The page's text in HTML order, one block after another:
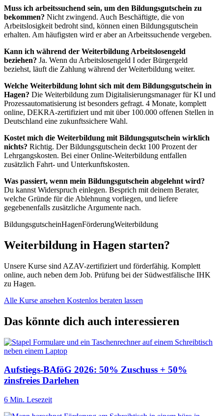
Muss ich arbeitssuchend sein, um den Bildungsgutschein zu
bekommen? Nicht zwingend. Auch Beschäftigte, die von
Arbeitslosigkeit bedroht sind, können einen Bildungsgutschein
erhalten. Am häufigsten wird er aber an Arbeitssuchende vergeben.
Kann ich während der Weiterbildung Arbeitslosengeld
beziehen? Ja. Wenn du Arbeitslosengeld I oder Bürgergeld
beziehst, läuft die Zahlung während der Weiterbildung weiter.
Welche Weiterbildung lohnt sich mit dem Bildungsgutschein in
Hagen? Die Weiterbildung zum Digitalisierungsmanager für KI und
Prozessautomatisierung ist besonders gefragt. 4 Monate, komplett
online, DEKRA-zertifiziert und mit über 100.000 offenen Stellen in
Deutschland eine zukunftssichere Wahl.
Kostet mich die Weiterbildung mit Bildungsgutschein wirklich
nichts? Richtig. Der Bildungsgutschein deckt 100 Prozent der
Lehrgangskosten. Bei einer Online-Weiterbildung entfallen
zusätzlich Fahrt- und Unterkunftskosten.
Was passiert, wenn mein Bildungsgutschein abgelehnt wird?
Du kannst Widerspruch einlegen. Besprich mit deinem Berater,
welche Gründe für die Ablehnung vorliegen, und liefere
gegebenenfalls zusätzliche Argumente nach.
BildungsgutscheinHagenFörderungWeiterbildung
Weiterbildung in Hagen starten?
Unsere Kurse sind AZAV-zertifiziert und förderfähig. Komplett
online, auch neben dem Job. Prüfung bei der Südwestfälische IHK
zu Hagen.
Alle Kurse ansehen Kostenlos beraten lassen
Das könnte dich auch interessieren
Aufstiegs-BAföG 2026: 50% Zuschuss + 50%
zinsfreies Darlehen
6 Min. Lesezeit